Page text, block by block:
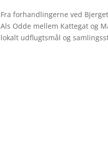
Fra forhandlingerne ved
Als Odde mellem Kattegat og
lokalt udflugtsmål og